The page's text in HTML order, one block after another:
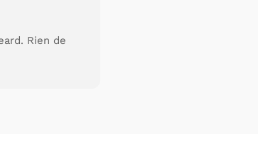
Rien de